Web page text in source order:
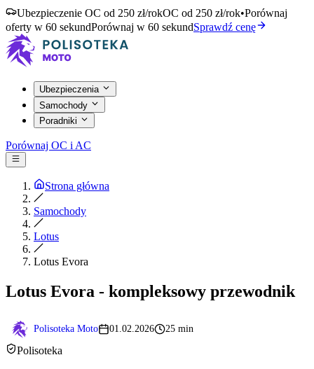
Ubezpieczenie OC od 250 zł/rokOC od 250 zł/rok•Porównaj
oferty w 60 sekundPorównaj w 60 sekundSprawdź cenę
Ubezpieczenia
Samochody
Poradniki
Porównaj OC i AC
Strona główna
Samochody
Lotus
Lotus Evora
Lotus Evora - kompleksowy przewodnik
Polisoteka Moto 01.02.2026 25 min
Polisoteka